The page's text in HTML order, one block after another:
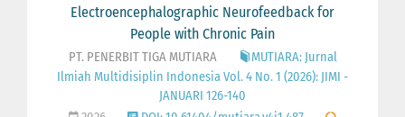
Electroencephalographic Neurofeedback for
People with Chronic Pain
PT. PENERBIT TIGA MUTIARA
MUTIARA: Jurnal
Ilmiah Multidisiplin Indonesia Vol. 4 No. 1 (2026): JIMI -
JANUARI 126-140